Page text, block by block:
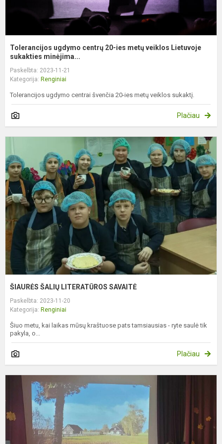
Tolerancijos ugdymo centrų 20-ies metų veiklos Lietuvoje
sukakties minėjima...
Paskelbta: 2023-11-21
Kategorija: Renginiai
Tolerancijos ugdymo centrai švenčia 20-ies metų veiklos sukaktį.
Plačiau
ŠIAURĖS ŠALIŲ LITERATŪROS SAVAITĖ
Paskelbta: 2023-11-20
Kategorija: Renginiai
Šiuo metu, kai laikas mūsų kraštuose pats tamsiausias - ryte saulė tik
pakyla, o...
Plačiau